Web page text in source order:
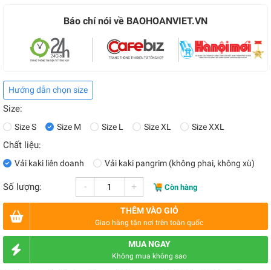
Báo chí nói về BAOHOANVIET.VN
Hướng dẫn chọn size
Size:
Size S Size M Size L Size XL Size XXL
Chất liệu:
Vải kaki liên doanh Vải kaki pangrim (không phai, không xù)
Số lượng: - + Còn hàng
THÊM VÀO GIỎ
Giao hàng tận nơi trên toàn quốc
MUA NGAY
Không mua không sao